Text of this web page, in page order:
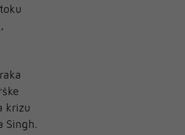
krizu
Singh.